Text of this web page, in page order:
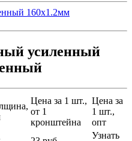
усиленный
Цена за 1 шт.,
от 1
кронштейна
Цена за
1 шт.,
опт
Узнать